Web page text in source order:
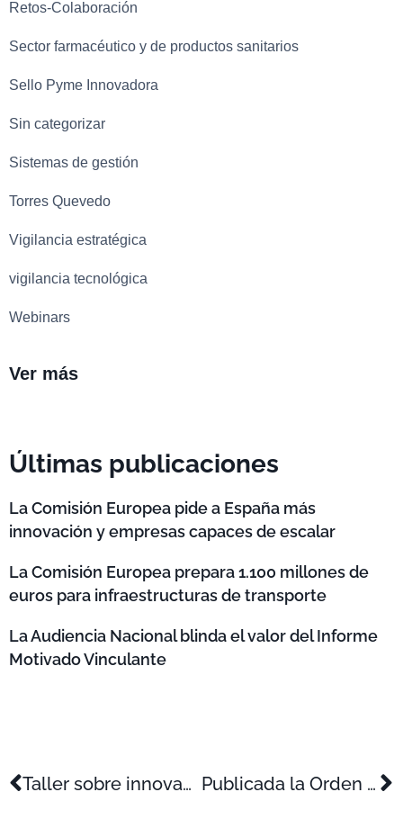
Retos-Colaboración
Sector farmacéutico y de productos sanitarios
Sello Pyme Innovadora
Sin categorizar
Sistemas de gestión
Torres Quevedo
Vigilancia estratégica
vigilancia tecnológica
Webinars
Ver más
Últimas publicaciones
La Comisión Europea pide a España más
innovación y empresas capaces de escalar
La Comisión Europea prepara 1.100 millones de
euros para infraestructuras de transporte
La Audiencia Nacional blinda el valor del Informe
Motivado Vinculante
Taller sobre innovación: Financiación de la I+D+i (27 de mayo en Alcoy) Publicada la Orden Ministerial que regula el Sello de Pyme Innovadora